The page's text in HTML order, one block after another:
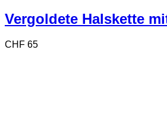
Vergoldete Halskette
CHF 65